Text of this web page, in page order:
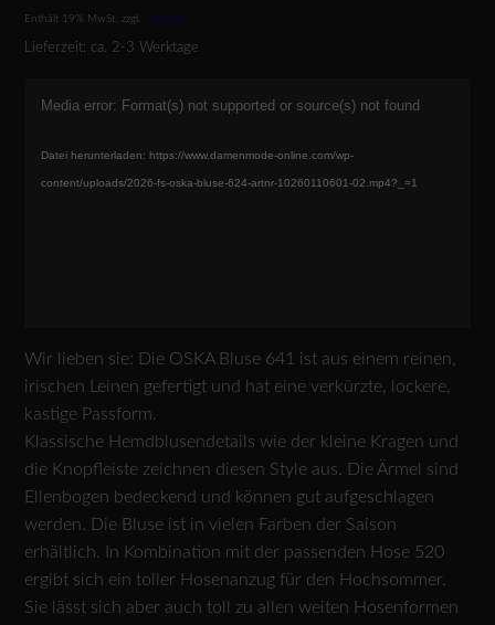
Enthält 19% MwSt. zzgl.Versand
Lieferzeit: ca. 2-3 Werktage
Media error: Format(s) not supported or source(s) not found
Datei herunterladen: https://www.damenmode-online.com/wp-
content/uploads/2026-fs-oska-bluse-624-artnr-10260110601-02.mp4?_=1
Wir lieben sie: Die OSKA Bluse 641 ist aus einem reinen,
irischen Leinen gefertigt und hat eine verkürzte, lockere,
kastige Passform.
Klassische Hemdblusendetails wie der kleine Kragen und
die Knopfleiste zeichnen diesen Style aus. Die Ärmel sind
Ellenbogen bedeckend und können gut aufgeschlagen
werden. Die Bluse ist in vielen Farben der Saison
erhältlich. In Kombination mit der passenden Hose 520
ergibt sich ein toller Hosenanzug für den Hochsommer.
Sie lässt sich aber auch toll zu allen weiten Hosenformen